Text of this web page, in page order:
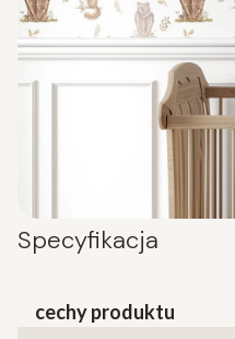
Specyfikacja
cechy produktu